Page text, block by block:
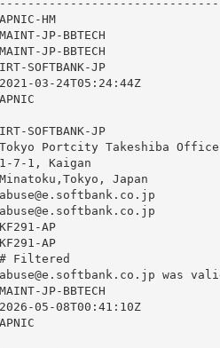
HM
JP-BBTECH
JP-BBTECH
JP
03-24T05:24:44Z
JP
Portcity Takeshiba Office
7-1, Kaigan
Japan
AP
AP
Filtered
was
JP-BBTECH
05-08T00:41:10Z